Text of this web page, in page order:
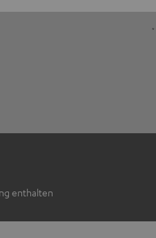
*
enthalten